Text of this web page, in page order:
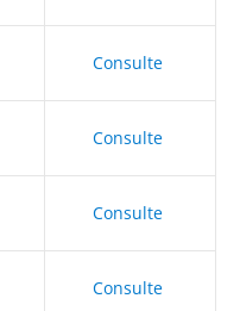
Consulte
Consulte
Consulte
Consulte